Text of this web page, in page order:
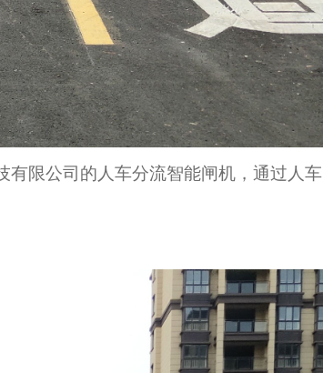
有限公司的人车分流智能闸机，通过人车